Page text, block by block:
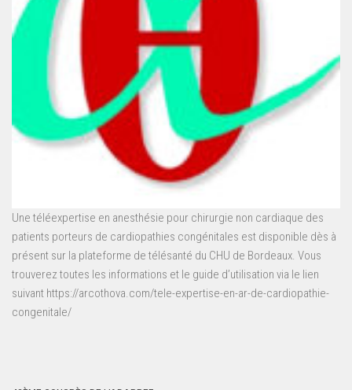
Une téléexpertise en anesthésie pour chirurgie non cardiaque des
patients porteurs de cardiopathies congénitales est disponible dès à
présent sur la plateforme de télésanté du CHU de Bordeaux. Vous
trouverez toutes les informations et le guide d’utilisation via le lien
suivant https://arcothova.com/tele-expertise-en-ar-de-cardiopathie-
congenitale/